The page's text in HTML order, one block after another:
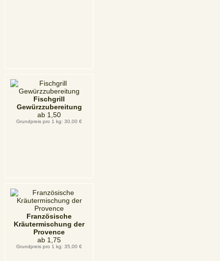
Fischgrill
Gewürzzubereitung
ab 1,50
Grundpreis pro 1 kg: 30,00 €
Französische
Kräutermischung der
Provence
ab 1,75
Grundpreis pro 1 kg: 35,00 €